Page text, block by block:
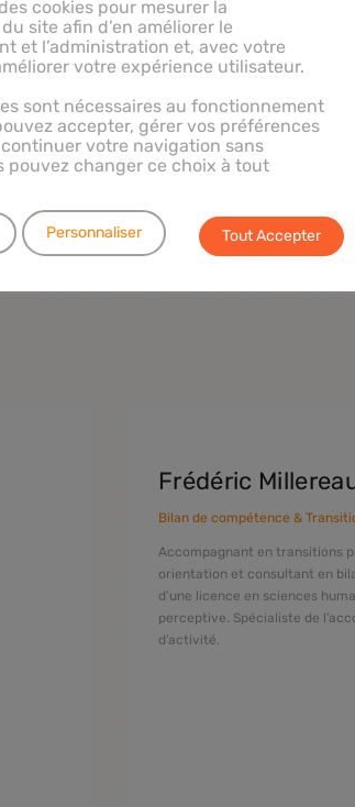
fondateurs
dans la médecine, la formation, et
Frédéric
Bilan de compétence &
Accompagnant en transitions
orientation et consultant en
d’une licence en sciences
perceptive. Spécialiste de
d’activité.
cookies pour mesurer la
site afin d’en améliorer le
et l’administration et, avec votre
votre expérience utilisateur.
sont nécessaires au fonctionnement
accepter, gérer vos préférences
votre navigation sans
pouvez changer ce choix à tout
Personnaliser Tout Accepter